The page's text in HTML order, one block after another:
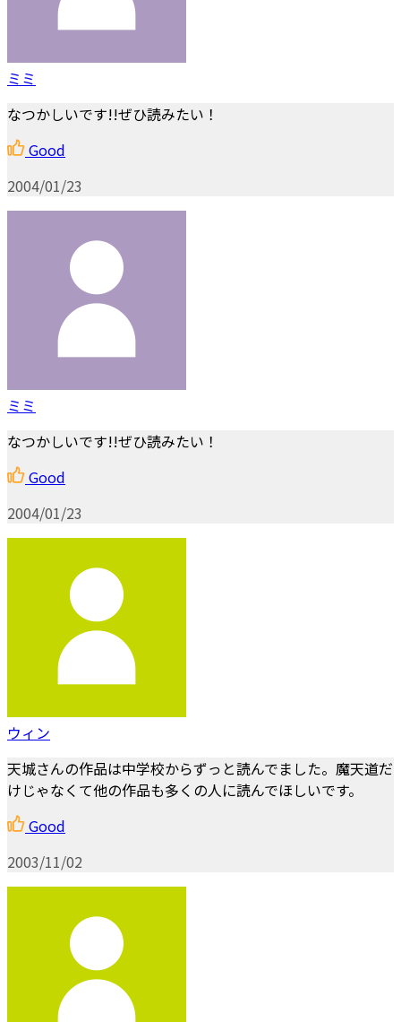
ミミ
なつかしいです!!ぜひ読みたい！
Good
2004/01/23
ミミ
なつかしいです!!ぜひ読みたい！
Good
2004/01/23
ウィン
天城さんの作品は中学校からずっと読んでました。魔天道だ
けじゃなくて他の作品も多くの人に読んでほしいです。
Good
2003/11/02